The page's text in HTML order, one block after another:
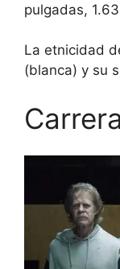
pulgadas,
La etnicidad
(blanca) y su
Carrera